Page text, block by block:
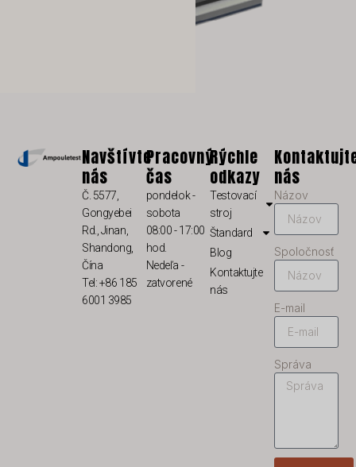
Navštívte
nás
Č. 5577,
Gongyebei
Rd., Jinan,
Shandong,
Čína
Tel: +86 185
6001 3985
Pracovný
čas
pondelok -
sobota
08:00 - 17:00
hod.
Nedeľa -
zatvorené
Rýchle
odkazy
Testovací
stroj
Štandard
Blog
Kontaktujte
nás
nás
Názov
Spoločnosť
E-mail
Správa
CS
EL
ES
ET
FI
FR
HU
ID
IT
JA
KO